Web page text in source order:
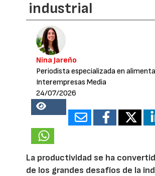
industrial
Nina Jareño
Periodista especializada en
Interempresas Media
24/07/2026
20889
La productividad se ha
de los grandes desafíos de la